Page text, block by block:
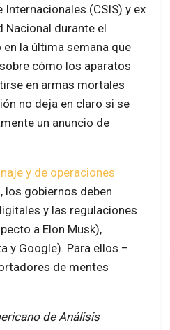
(CSIS) y ex
Nacional durante el
la última semana que
cómo los aparatos
en armas mortales
no deja en claro si se
un anuncio de
y de operaciones
los gobiernos deben
y las regulaciones
a Elon Musk),
y Google). Para ellos –
de mentes
de Análisis